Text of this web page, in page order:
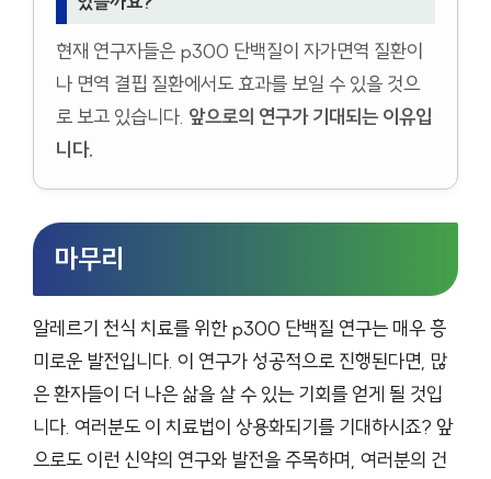
현재 연구자들은 p300 단백질이 자가면역 질환이
나 면역 결핍 질환에서도 효과를 보일 수 있을 것으
로 보고 있습니다. 앞으로의 연구가 기대되는 이유입
니다.
마무리
알레르기 천식 치료를 위한 p300 단백질 연구는 매우 흥
미로운 발전입니다. 이 연구가 성공적으로 진행된다면, 많
은 환자들이 더 나은 삶을 살 수 있는 기회를 얻게 될 것입
니다. 여러분도 이 치료법이 상용화되기를 기대하시죠? 앞
으로도 이런 신약의 연구와 발전을 주목하며, 여러분의 건